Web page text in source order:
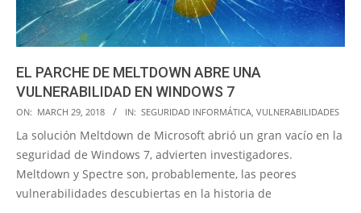
EL PARCHE DE MELTDOWN ABRE UNA
VULNERABILIDAD EN WINDOWS 7
2018-
03-
29
ON: MARCH 29, 2018 IN: SEGURIDAD INFORMÁTICA VULNERABILIDADES
La solución Meltdown de Microsoft abrió un gran vacío en la
seguridad de Windows 7, advierten investigadores.
Meltdown y Spectre son, probablemente, las peores
vulnerabilidades descubiertas en la historia de